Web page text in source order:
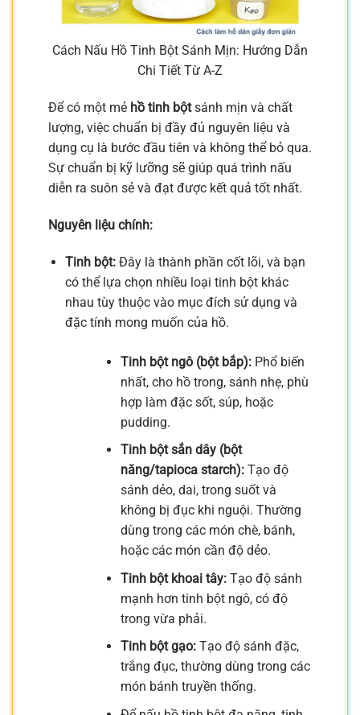
Cách Nấu Hồ Tinh Bột Sánh Mịn: Hướng Dẫn
Chi Tiết Từ A-Z
Để có một mẻ hồ tinh bộtsánh mịn và chất
lượng, việc chuẩn bị đầy đủ nguyên liệu và
dụng cụ là bước đầu tiên và không thể bỏ qua.
Sự chuẩn bị kỹ lưỡng sẽ giúp quá trình nấu
diễn ra suôn sẻ và đạt được kết quả tốt nhất.
Nguyên liệu chính:
Tinh bột:Đây là thành phần cốt lõi, và bạn
có thể lựa chọn nhiều loại tinh bột khác
nhau tùy thuộc vào mục đích sử dụng và
đặc tính mong muốn của hồ.
Tinh bột ngô (bột bắp):Phổ biến
nhất, cho hồ trong, sánh nhẹ, phù
hợp làm đặc sốt, súp, hoặc
pudding.
Tinh bột sắn dây (bột
năng/tapioca starch):Tạo độ
sánh dẻo, dai, trong suốt và
không bị đục khi nguội. Thường
dùng trong các món chè, bánh,
hoặc các món cần độ dẻo.
Tinh bột khoai tây:Tạo độ sánh
mạnh hơn tinh bột ngô, có độ
trong vừa phải.
Tinh bột gạo:Tạo độ sánh đặc,
trắng đục, thường dùng trong các
món bánh truyền thống.